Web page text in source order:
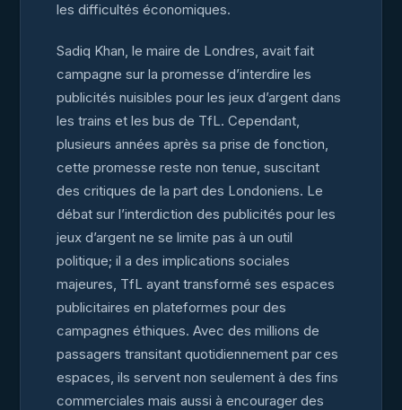
les difficultés économiques.
Sadiq Khan, le maire de Londres, avait fait
campagne sur la promesse d’interdire les
publicités nuisibles pour les jeux d’argent dans
les trains et les bus de TfL. Cependant,
plusieurs années après sa prise de fonction,
cette promesse reste non tenue, suscitant
des critiques de la part des Londoniens. Le
débat sur l’interdiction des publicités pour les
jeux d’argent ne se limite pas à un outil
politique; il a des implications sociales
majeures, TfL ayant transformé ses espaces
publicitaires en plateformes pour des
campagnes éthiques. Avec des millions de
passagers transitant quotidiennement par ces
espaces, ils servent non seulement à des fins
commerciales mais aussi à encourager des